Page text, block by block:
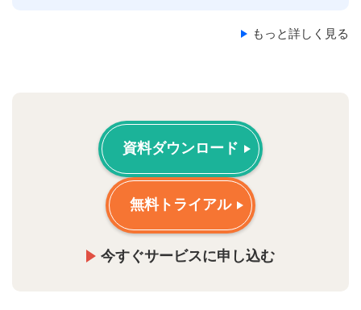
もっと詳しく見る
資料ダウンロード
無料トライアル
今すぐサービスに申し込む